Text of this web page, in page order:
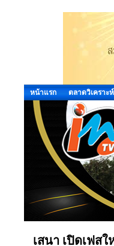
หน้าแรก ตลาดวิเคราะห์
เสนา เปิดเฟส